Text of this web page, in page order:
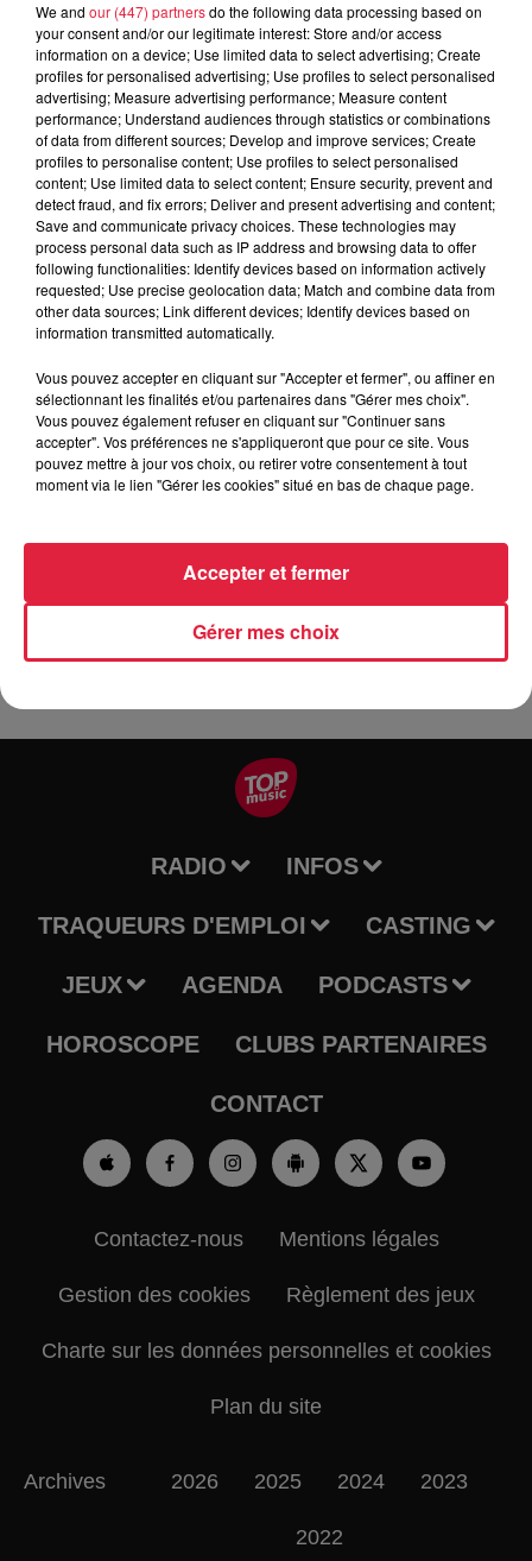
Tarif Payant
Une noce haute en couleurs
5-6 et 12-13 juin – 10h à 18h
« Un mariage, dites-vous ? Oui, mais pas n’importe lequel !
alsacienne pleine de surprises.
Invité et acteur de l’intrigue, participez à la résolution des
rebondissements inattendus qui
rythment la fête.
Suivez les personnages hauts en couleur dans les ruelles
peu traditions, usages et secrets de la noce lors d’un
spectacle vivant unique.
RADIO INFOS
TRAQUEURS D'EMPLOI CASTING
JEUX AGENDA PODCASTS
HOROSCOPE CLUBS PARTENAIRES
CONTACT
Contactez-nous Mentions légales
Gestion des cookies Règlement des jeux
Charte sur les données personnelles et cookies
Plan du site
Archives 2026 2025 2024 2023
2022
We and our (447) partnersdo the following data processing based on
your consent and/or our legitimate interest: Store and/or access
information on a device; Use limited data to select advertising; Create
profiles for personalised advertising; Use profiles to select personalised
advertising; Measure advertising performance; Measure content
performance; Understand audiences through statistics or combinations
of data from different sources; Develop and improve services; Create
profiles to personalise content; Use profiles to select personalised
content; Use limited data to select content; Ensure security, prevent and
detect fraud, and fix errors; Deliver and present advertising and content;
Save and communicate privacy choices. These technologies may
process personal data such as IP address and browsing data to offer
following functionalities: Identify devices based on information actively
requested; Use precise geolocation data; Match and combine data from
other data sources; Link different devices; Identify devices based on
information transmitted automatically.
Vous pouvez accepter en cliquant sur "Accepter et fermer", ou affiner en
sélectionnant les finalités et/ou partenaires dans "Gérer mes choix".
Vous pouvez également refuser en cliquant sur "Continuer sans
accepter". Vos préférences ne s'appliqueront que pour ce site. Vous
pouvez mettre à jour vos choix, ou retirer votre consentement à tout
moment via le lien "Gérer les cookies" situé en bas de chaque page.
Gérer mes choix
Accepter et fermer